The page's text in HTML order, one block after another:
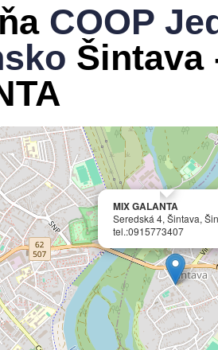
COOP
Šintava
MIX GALANTA
Seredská 4, Šintava,
tel.:0915773407